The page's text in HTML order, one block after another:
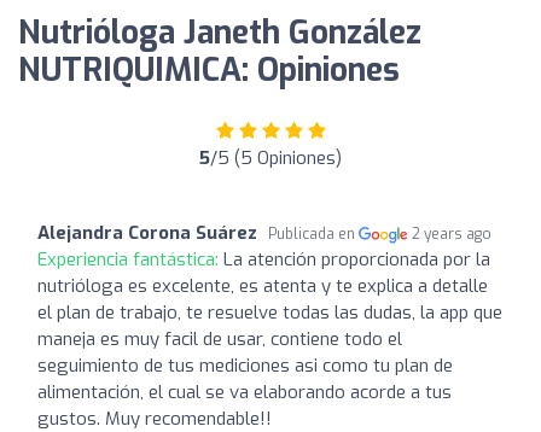
Nutrióloga Janeth González
NUTRIQUIMICA: Opiniones
5/5 (5 Opiniones)
Alejandra Corona Suárez Publicada en 2 years ago
Experiencia fantástica: La atención proporcionada por la
nutrióloga es excelente, es atenta y te explica a detalle
el plan de trabajo, te resuelve todas las dudas, la app que
maneja es muy facil de usar, contiene todo el
seguimiento de tus mediciones asi como tu plan de
alimentación, el cual se va elaborando acorde a tus
gustos. Muy recomendable!!